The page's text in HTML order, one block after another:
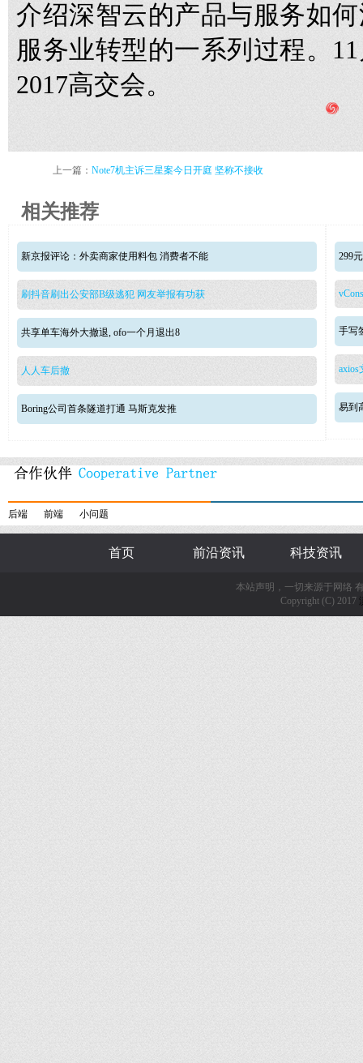
介绍深智云的产品与服务如
服务业转型的一系列过程。
2017高交会。
上一篇： Note7机主诉三星案今日开庭 坚称不接收
相关推荐
新京报评论：外卖商家使用料包 消费者不能
刷抖音刷出公安部B级逃犯 网友举报有功获
共享单车海外大撤退, ofo一个月退出8
人人车后撤
Boring公司首条隧道打通 马斯克发推
299
手写
axios
易到
后端 前端 小问题
首页 前沿资讯 科技资讯
本站声明，一切来源于网络
Copyright (C) 2017